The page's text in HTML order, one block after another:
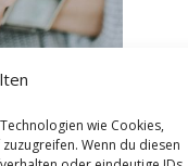
wie Cookies,
Wenn du diesen